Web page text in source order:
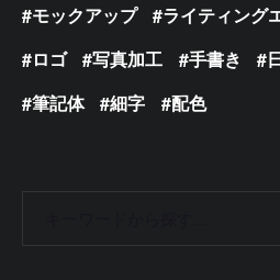
モックアップ
ライティング
ロゴ
写真加工 手書き
筆記体
細字 配色